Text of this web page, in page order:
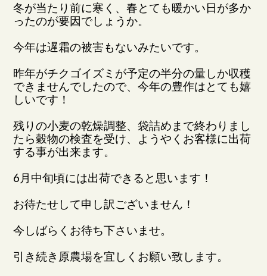
冬が当たり前に寒く、春とても暖かい日が多か
ったのが要因でしょうか。
今年は遅霜の被害もないみたいです。
昨年がチクゴイズミが予定の半分の量しか収穫
できませんでしたので、今年の豊作はとても嬉
しいです！
残りの小麦の乾燥調整、袋詰めまで終わりまし
たら穀物の検査を受け、ようやくお客様に出荷
する事が出来ます。
6月中旬頃には出荷できると思います！
お待たせして申し訳ございません！
今しばらくお待ち下さいませ。
引き続き原農場を宜しくお願い致します。